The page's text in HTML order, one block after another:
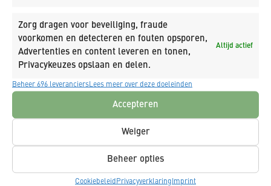
Zorg dragen voor beveiliging, fraude
voorkomen en detecteren en fouten opsporen,
Advertenties en content leveren en tonen,
Privacykeuzes opslaan en delen.
Altijd actief
Beheer 696 leveranciersLees meer over deze doeleinden
Accepteren
Weiger
Beheer opties
Cookiebeleid Privacyverklaring Imprint
PROJECTINFORMATIE
Grootschalige bouw & infra renovatie
drinkwaterzuivering Weesperkarspel